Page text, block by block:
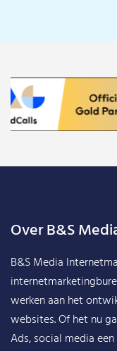
Over B&S
B&S Media
werken aan het
websites. Of het nu
Ads, social media